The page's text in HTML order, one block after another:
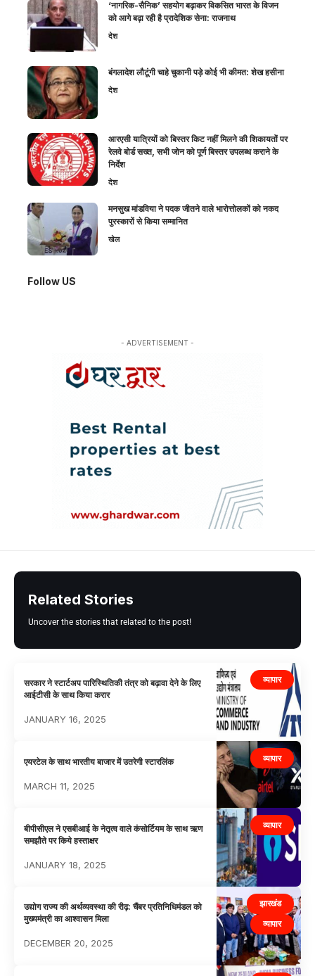
‘नागरिक-सैनिक’ सहयोग बढ़ाकर विकसित भारत के विजन
को आगे बढ़ा रही है प्रादेशिक सेना: राजनाथ
देश
बंगलादेश लौटूंगी चाहे चुकानी पड़े कोई भी कीमत: शेख हसीना
देश
आरएसी यात्रियों को बिस्तर किट नहीं मिलने की शिकायतों पर
रेलवे बोर्ड सख्त, सभी जोन को पूर्ण बिस्तर उपलब्ध कराने के
निर्देश
देश
मनसुख मांडविया ने पदक जीतने वाले भारोत्तोलकों को नकद
पुरस्कारों से किया सम्मानित
खेल
Follow US
- ADVERTISEMENT -
Related Stories
Uncover the stories that related to the post!
व्यापार
सरकार ने स्टार्टअप पारिस्थितिकी तंत्र को बढ़ावा देने के लिए
आईटीसी के साथ किया करार
JANUARY 16, 2025
व्यापार
एयरटेल के साथ भारतीय बाजार में उतरेगी स्टारलिंक
MARCH 11, 2025
व्यापार
बीपीसीएल ने एसबीआई के नेतृत्व वाले कंसोर्टियम के साथ ऋण
समझौते पर किये हस्ताक्षर
JANUARY 18, 2025
झारखंड
व्यापार
उद्योग राज्य की अर्थव्यवस्था की रीढ़: चैंबर प्रतिनिधिमंडल को
मुख्यमंत्री का आश्वासन मिला
DECEMBER 20, 2025